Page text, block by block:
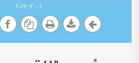
٠٦-١٢-٢٠١٩